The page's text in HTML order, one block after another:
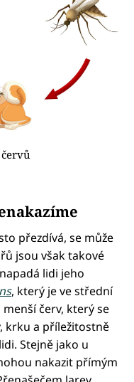
přezdívá, se může
jsou však takové
lidi jeho
, který je ve střední
červ, který se
krku a příležitostně
Stejně jako u
nakazit přímým